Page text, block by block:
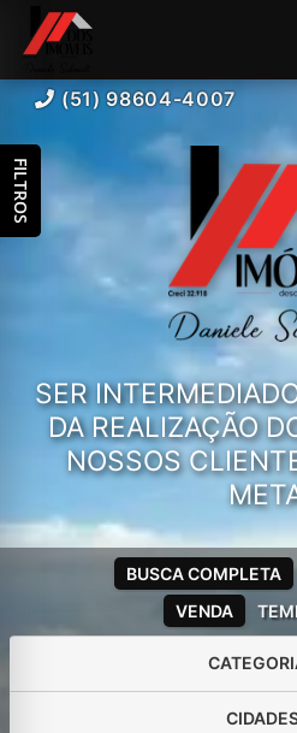
(51) 98604-4007
SER
DA REALIZAÇÃO
NOSSOS
VENDA
BUSCA COMPLETA
FILTROS